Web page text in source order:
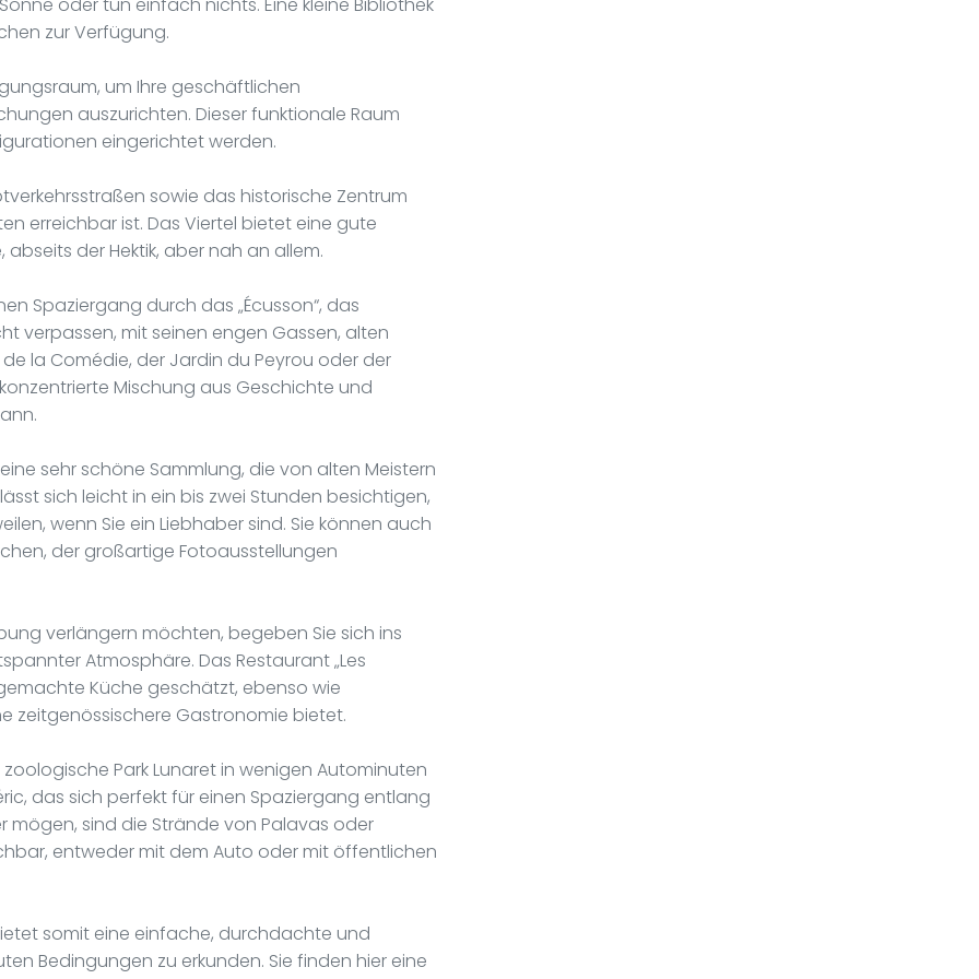
zur Verfügung.
um Ihre geschäftlichen
auszurichten. Dieser funktionale Raum
eingerichtet werden.
sowie das historische Zentrum
erreichbar ist. Das Viertel bietet eine gute
der Hektik, aber nah an allem.
Spaziergang durch das „Écusson“, das
verpassen, mit seinen engen Gassen, alten
la Comédie, der Jardin du Peyrou oder der
Mischung aus Geschichte und
sehr schöne Sammlung, die von alten Meistern
sich leicht in ein bis zwei Stunden besichtigen,
wenn Sie ein Liebhaber sind. Sie können auch
der großartige Fotoausstellungen
verlängern möchten, begeben Sie sich ins
Atmosphäre. Das Restaurant „Les
Küche geschätzt, ebenso wie
zeitgenössischere Gastronomie bietet.
Park Lunaret in wenigen Autominuten
das sich perfekt für einen Spaziergang entlang
mögen, sind die Strände von Palavas oder
entweder mit dem Auto oder mit öffentlichen
somit eine einfache, durchdachte und
Bedingungen zu erkunden. Sie finden hier eine